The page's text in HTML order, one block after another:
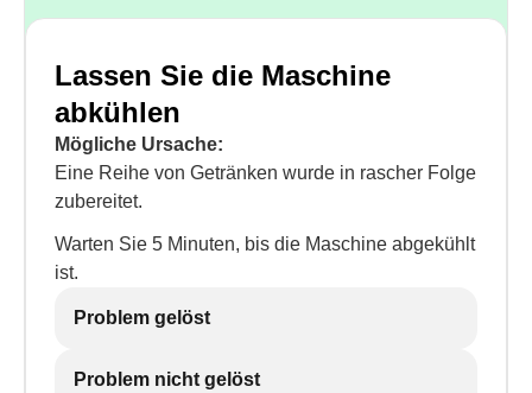
Lassen Sie die Maschine
abkühlen
Mögliche Ursache:
Eine Reihe von Getränken wurde in rascher Folge
zubereitet.
Warten Sie 5 Minuten, bis die Maschine abgekühlt
ist.
Problem gelöst
Problem nicht gelöst